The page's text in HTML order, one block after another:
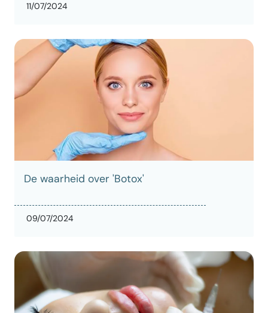
11/07/2024
De waarheid over 'Botox'
09/07/2024